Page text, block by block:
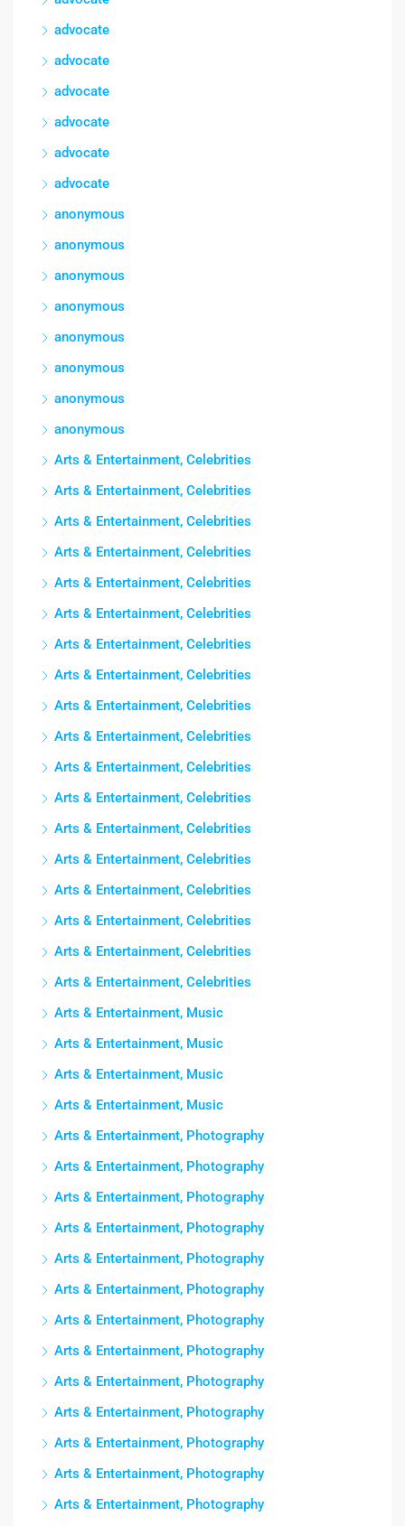
advocate
advocate
advocate
advocate
advocate
advocate
anonymous
anonymous
anonymous
anonymous
anonymous
anonymous
anonymous
anonymous
Arts & Entertainment, Celebrities
Arts & Entertainment, Celebrities
Arts & Entertainment, Celebrities
Arts & Entertainment, Celebrities
Arts & Entertainment, Celebrities
Arts & Entertainment, Celebrities
Arts & Entertainment, Celebrities
Arts & Entertainment, Celebrities
Arts & Entertainment, Celebrities
Arts & Entertainment, Celebrities
Arts & Entertainment, Celebrities
Arts & Entertainment, Celebrities
Arts & Entertainment, Celebrities
Arts & Entertainment, Celebrities
Arts & Entertainment, Celebrities
Arts & Entertainment, Celebrities
Arts & Entertainment, Celebrities
Arts & Entertainment, Celebrities
Arts & Entertainment, Music
Arts & Entertainment, Music
Arts & Entertainment, Music
Arts & Entertainment, Music
Arts & Entertainment, Photography
Arts & Entertainment, Photography
Arts & Entertainment, Photography
Arts & Entertainment, Photography
Arts & Entertainment, Photography
Arts & Entertainment, Photography
Arts & Entertainment, Photography
Arts & Entertainment, Photography
Arts & Entertainment, Photography
Arts & Entertainment, Photography
Arts & Entertainment, Photography
Arts & Entertainment, Photography
Arts & Entertainment, Photography